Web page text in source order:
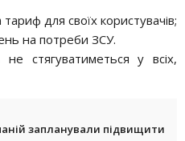
для своїх користувачів;
на потреби ЗСУ.
стягуватиметься у всіх,
запланували підвищити